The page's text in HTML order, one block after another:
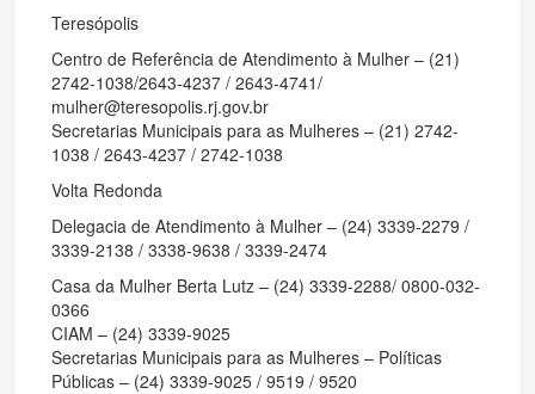
Teresópolis
Centro de Referência de Atendimento à Mulher – (21)
2742-1038/2643-4237 / 2643-4741/
mulher@teresopolis.rj.gov.br
Secretarias Municipais para as Mulheres – (21) 2742-
1038 / 2643-4237 / 2742-1038
Volta Redonda
Delegacia de Atendimento à Mulher – (24) 3339-2279 /
3339-2138 / 3338-9638 / 3339-2474
Casa da Mulher Berta Lutz – (24) 3339-2288/ 0800-032-
0366
CIAM – (24) 3339-9025
Secretarias Municipais para as Mulheres – Políticas
Públicas – (24) 3339-9025 / 9519 / 9520